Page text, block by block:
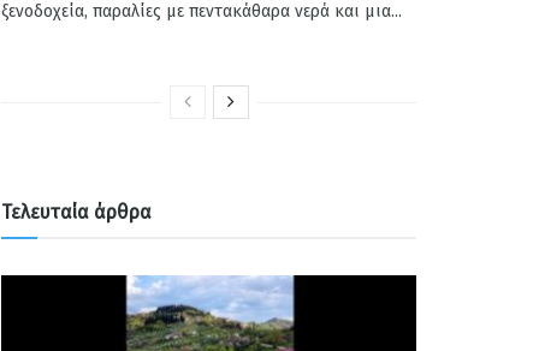
ξενοδοχεία, παραλίες με πεντακάθαρα νερά και μια...
Τελευταία άρθρα